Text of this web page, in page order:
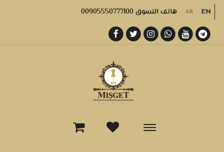
AR EN هاتف التسوق 00905550777100
-